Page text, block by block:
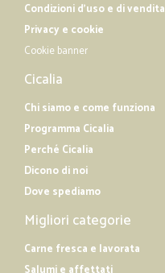
Condizioni d'uso e di vendita
Privacy e cookie
Cookie banner
Cicalia
Chi siamo e come funziona
Programma Cicalia
Perché Cicalia
Dicono di noi
Dove spediamo
Migliori categorie
Carne fresca e lavorata